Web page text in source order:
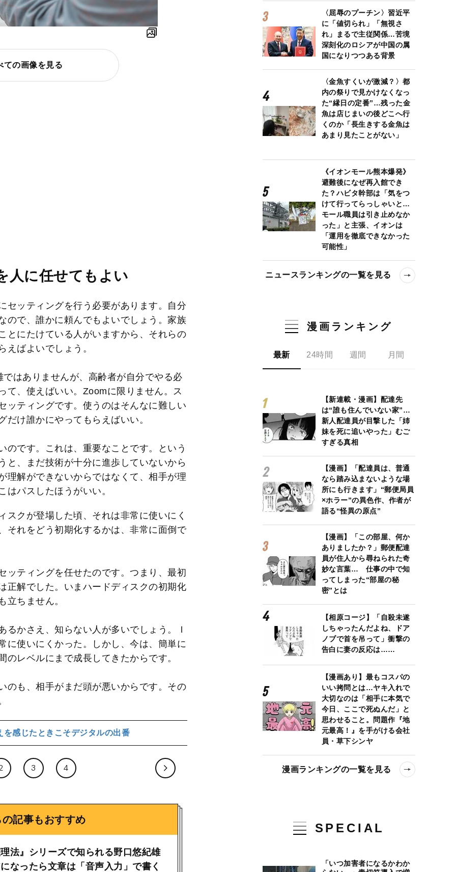
ての画像を見る
人に任せてもよい
セッティングを行う必要があります。自分
ので、誰かに頼んでもよいでしょう。家族
とにたけている人がいますから、それらの
えばよいでしょう。
はありませんが、高齢者が自分でやる必
て、使えばいい。Zoomに限りません。ス
ッティングです。使うのはそんなに難しい
け誰かにやってもらえばいい。
のです。これは、重要なことです。という
と、まだ技術が十分に進歩していないから
理解ができないからではなくて、相手が理
はパスしたほうがいい。
スクが登場した頃、それは非常に使いにく
それをどう初期化するかは、非常に面倒で
ッティングを任せたのです。つまり、最初
正解でした。いまハードディスクの初期化
立ちません。
かさえ、知らない人が多いでしょう。Ｉ
に使いにくかった。しかし、今は、簡単に
レベルにまで成長してきたからです。
のも、相手がまだ頭が悪いからです。その
を感じたときこそデジタルの出番
3 4
記事もおすすめ
法』シリーズで知られる野口悠紀雄
なったら文章は「音声入力」で書く
〈屈辱のプーチン〉習近平
に「値切られ」「無視さ
れ」まるで主従関係…苦境
深刻化のロシアが中国の属
国になりつつある背景
〈金魚すくいが激減？〉都
内の祭りで見かけなくなっ
た“縁日の定番”…残った金
魚は店じまいの後どこへ行
くのか「長生きする金魚は
あまり見たことがない」
《イオンモール熊本爆発》
避難後になぜ再入館でき
た？ハビタ幹部は「気をつ
けて行ってらっしゃいと…
モール職員は引き止めなか
った」と主張、イオンは
「運用を徹底できなかった
可能性」
ニュースランキングの一覧を見る
漫画ランキング
最新 24時間 週間 月間
【新連載・漫画】配達先
は“誰も住んでいない家”…
新人配達員が目撃した「姉
妹を死に追いやった」むご
すぎる真相
【漫画】「配達員は、普通
なら踏み込まないような場
所にも行きます」“郵便局員
×ホラー”の異色作、作者が
語る“怪異の原点”
【漫画】「この部屋、何か
ありましたか？」郵便配達
員が住人から尋ねられた奇
妙な言葉… 仕事の中で知
ってしまった“部屋の秘
密”とは
【相原コージ】「自殺未遂
しちゃったんだよね、ドア
ノブで首を吊って」衝撃の
告白に妻の反応は……
【漫画あり】最もコスパの
いい拷問とは…ヤキ入れで
大切なのは「相手に本気で
今日、ここで死ぬんだ」と
思わせること。問題作『地
元最高！』を手がける会社
員・草下シンヤ
漫画ランキングの一覧を見る
SPECIAL
「いつ加害者になるかわか